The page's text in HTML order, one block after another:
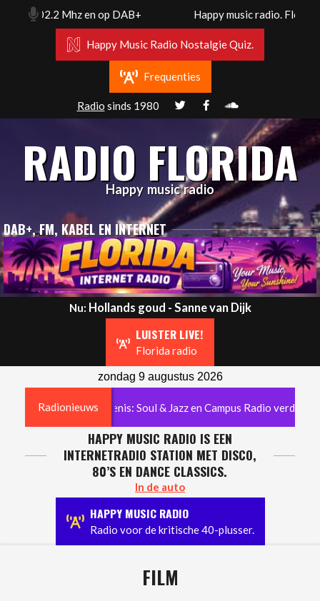
102.2 Mhz en op DAB+ Happy music radio. Florida
Happy Music Radio Nostalgie Quiz.
Frequenties
Radio sinds 1980
RADIO FLORIDA
Happy music radio
DAB+, FM, KABEL EN INTERNET
Nu: Hollands goud - Sanne van Dijk
LUISTER LIVE!
Florida radio
zondag 9 augustus 2026
Radionieuws
radiogeschiedenis: Soul & Jazz en Campus Radio verdwijnen
HAPPY MUSIC RADIO IS EEN
INTERNETRADIO STATION MET DISCO,
80’S EN DANCE CLASSICS.
In de auto
HAPPY MUSIC RADIO
Radio voor de kritische 40-plusser.
FILM